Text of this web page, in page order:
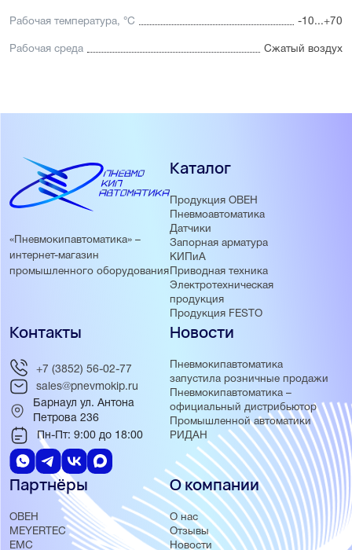
Рабочая температура, °С -10...+70
Рабочая среда Сжатый воздух
«Пневмокипавтоматика» –
интернет-магазин
промышленного оборудования
Каталог
Продукция ОВЕН
Пневмоавтоматика
Датчики
Запорная арматура
КИПиА
Приводная техника
Электротехническая
продукция
Продукция FESTO
Новости
Пневмокипавтоматика
запустила розничные продажи
Пневмокипавтоматика –
официальный дистрибьютор
Промышленной автоматики
РИДАН
Партнёры
ОВЕН
MEYERTEC
EMC
О компании
О нас
Отзывы
Новости
Контакты
+7 (3852) 56-02-77
sales@pnevmokip.ru
Барнаул ул. Антона
Петрова 236
Пн-Пт: 9:00 до 18:00